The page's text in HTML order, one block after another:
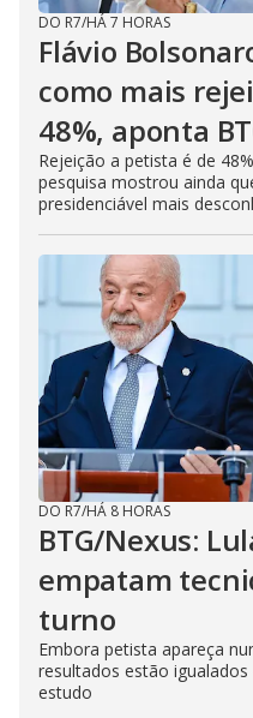
DO R7/HÁ 7 HORAS
Flávio
como mais
48%, aponta
Rejeição a petista é de
pesquisa mostrou ainda
presidenciável mais
DO R7/HÁ 8 HORAS
BTG/Nexus:
empatam
turno
Embora petista apareça
resultados estão
estudo